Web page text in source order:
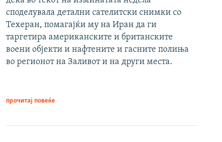
споделувала детални сателитски снимки со
Техеран, помагајќи му на Иран да ги
таргетира американските и британските
воени објекти и нафтените и гасните полиња
во регионот на Заливот и на други места.
прочитај повеќе